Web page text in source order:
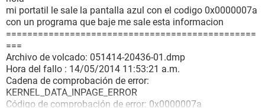
mi portatil le sale la pantalla azul con el codigo 0x0000007a
con un programa que baje me sale esta informacion
===============================================
===
Archivo de volcado: 051414-20436-01.dmp
Hora del fallo : 14/05/2014 11:53:21 a.m.
Cadena de comprobación de error:
KERNEL_DATA_INPAGE_ERROR
Código de comprobación de error: 0x0000007a